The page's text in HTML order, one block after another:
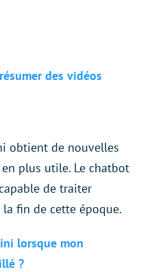
des vidéos
obtient de nouvelles
plus utile. Le chatbot
de traiter
la fin de cette époque.
lorsque mon
?